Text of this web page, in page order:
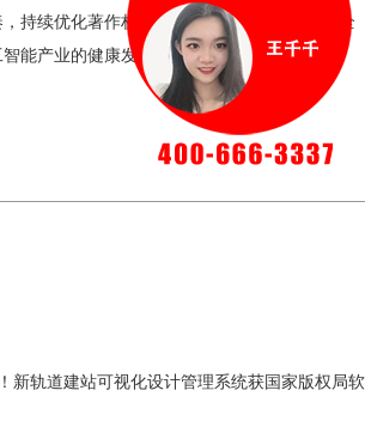
持续优化著作权确权体系，细化多模态数据全
能产业的健康发展筑牢数据版权根基。
新轨道建站可视化设计管理系统获国家版权局软